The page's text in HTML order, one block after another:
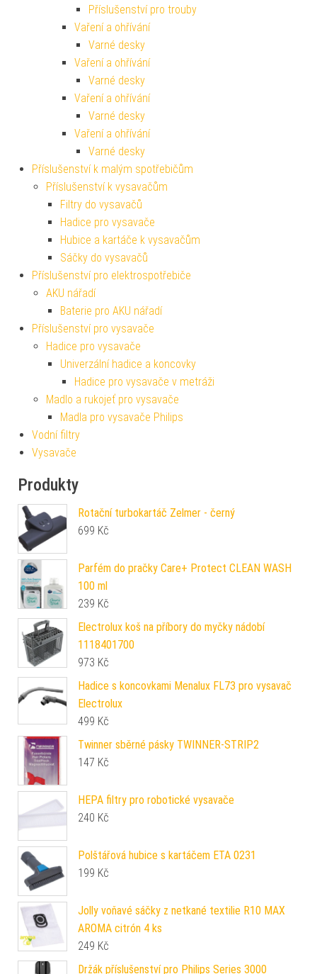
Příslušenství pro trouby
Vaření a ohřívání
Varné desky
Vaření a ohřívání
Varné desky
Vaření a ohřívání
Varné desky
Vaření a ohřívání
Varné desky
Příslušenství k malým spotřebičům
Příslušenství k vysavačům
Filtry do vysavačů
Hadice pro vysavače
Hubice a kartáče k vysavačům
Sáčky do vysavačů
Příslušenství pro elektrospotřebiče
AKU nářadí
Baterie pro AKU nářadí
Příslušenství pro vysavače
Hadice pro vysavače
Univerzální hadice a koncovky
Hadice pro vysavače v metráži
Madlo a rukojeť pro vysavače
Madla pro vysavače Philips
Vodní filtry
Vysavače
Produkty
Rotační turbokartáč Zelmer - černý
699 Kč
Parfém do pračky Care+ Protect CLEAN WASH
100 ml
239 Kč
Electrolux koš na příbory do myčky nádobí
1118401700
973 Kč
Hadice s koncovkami Menalux FL73 pro vysavač
Electrolux
499 Kč
Twinner sběrné pásky TWINNER-STRIP2
147 Kč
HEPA filtry pro robotické vysavače
240 Kč
Polštářová hubice s kartáčem ETA 0231
199 Kč
Jolly voňavé sáčky z netkané textilie R10 MAX
AROMA citrón 4 ks
249 Kč
Držák příslušenství pro Philips Series 3000